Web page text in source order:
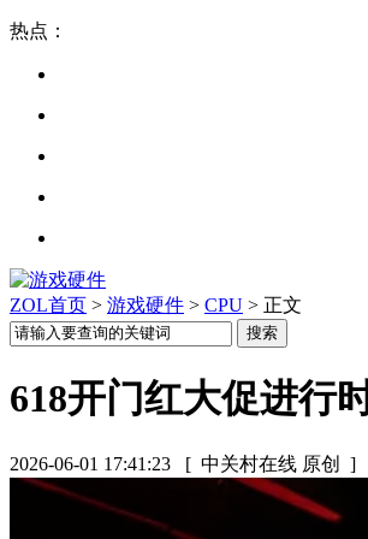
热点：
ZOL首页 > 游戏硬件 > CPU > 正文
618开门红大促进行
2026-06-01 17:41:23 [ 中关村在线 原创 ]